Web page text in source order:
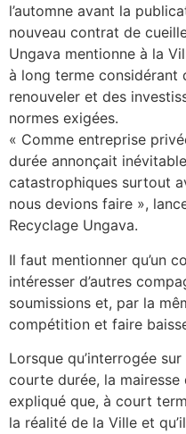
l’automne avant la
nouveau contrat de
Ungava mentionne à la
à long terme considérant
renouveler et des
normes exigées.
« Comme entreprise
durée annonçait
catastrophiques surtout
nous devions faire »,
Recyclage Ungava.
Il faut mentionner qu’un
intéresser d’autres
soumissions et, par la
compétition et faire
Lorsque qu’interrogée
courte durée, la
expliqué que, à court
la réalité de la Ville et